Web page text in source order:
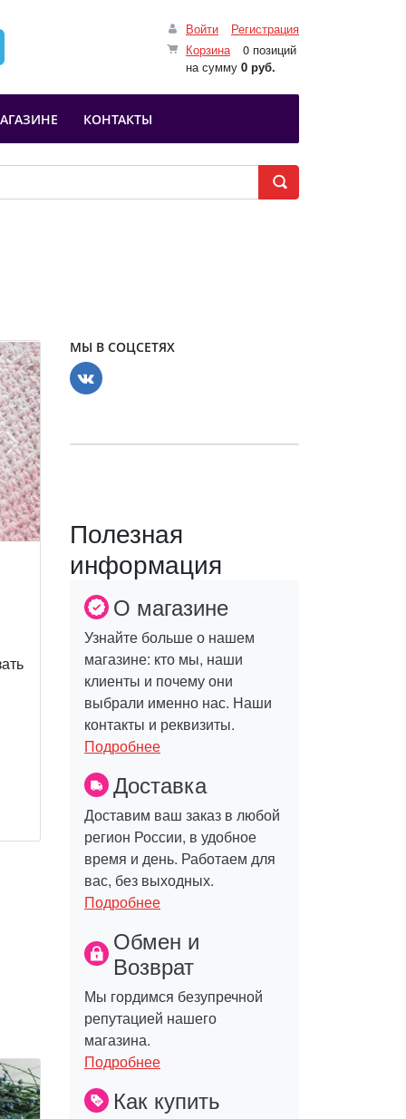
Войти
Регистрация
Корзина
0 позиций
на сумму 0 руб.
КОНТАКТЫ
МЫ В СОЦСЕТЯХ
Полезная
информация
О магазине
Узнайте больше о нашем
магазине: кто мы, наши
клиенты и почему они
выбрали именно нас. Наши
контакты и реквизиты.
Подробнее
Доставка
Доставим ваш заказ в любой
регион России, в удобное
время и день. Работаем для
вас, без выходных.
Подробнее
Обмен и
Возврат
Мы гордимся безупречной
репутацией нашего
магазина.
Подробнее
Как купить